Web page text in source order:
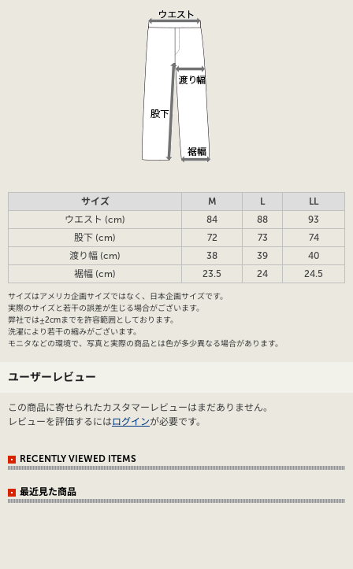
サイズ M L
LL
ウエスト (cm)
84 88
93
股下 (cm)
72 73
74
渡り幅 (cm)
38 39
40
裾幅 (cm)
23.5 24 24.5
サイズはアメリカ企画サイズではなく、日本企画サイズです。
実際のサイズと若干の誤差が生じる場合がございます。
弊社では±2cmまでを許容範囲としております。
洗濯により若干の縮みがございます。
モニタなどの環境で、写真と実際の商品とは色が多少異なる場合があります。
ユーザーレビュー
この商品に寄せられたカスタマーレビューはまだありません。
レビューを評価するにはログインが必要です。
RECENTLY VIEWED ITEMS
最近見た商品